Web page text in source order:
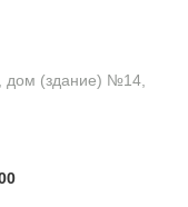
дом (здание) №14,